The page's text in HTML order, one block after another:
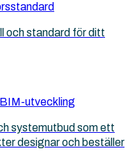
och standard för ditt
utveckling
systemutbud som ett
designar och beställer